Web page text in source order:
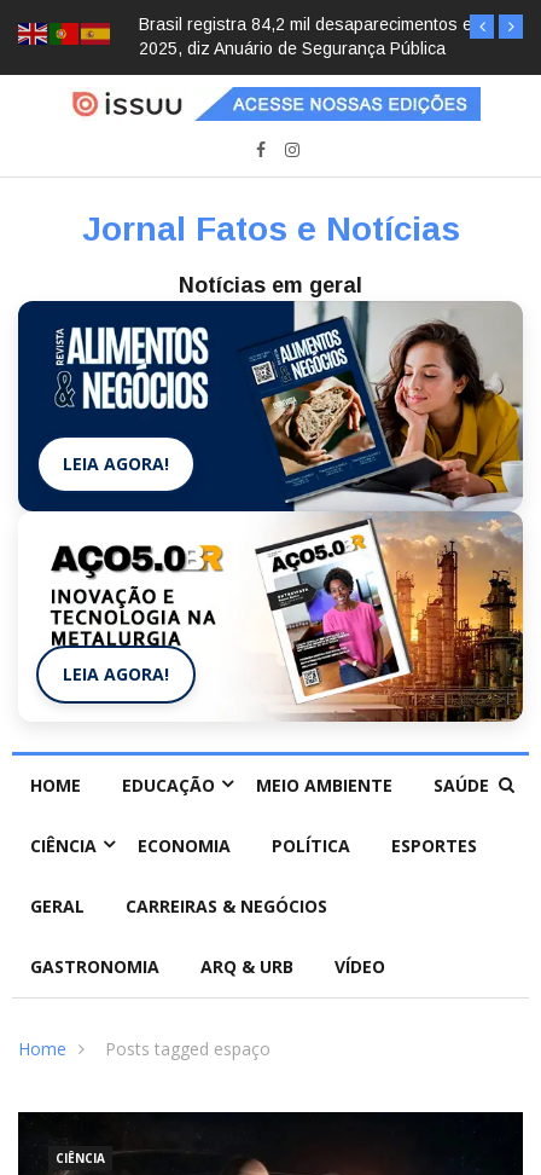
Brasil registra 84,2 mil desaparecimentos em
2025, diz Anuário de Segurança Pública
Jornal Fatos e Notícias
Notícias em geral
LEIA AGORA!
LEIA AGORA!
HOME EDUCAÇÃO MEIO AMBIENTE SAÚDE
CIÊNCIA ECONOMIA POLÍTICA ESPORTES
GERAL CARREIRAS & NEGÓCIOS
GASTRONOMIA ARQ & URB VÍDEO
Home Posts tagged espaço
CIÊNCIA